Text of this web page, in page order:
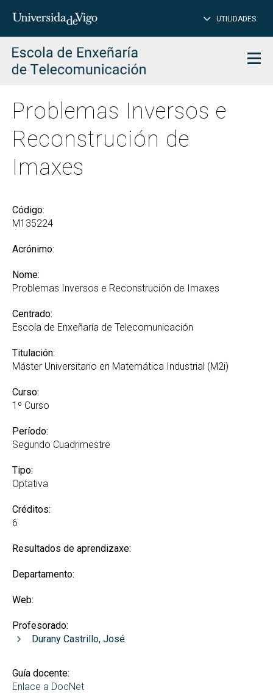
Introduce
para
buscar
UTILIDADES
Problemas Inversos e
Reconstrución de
Imaxes
Código:
M135224
Acrónimo:
Nome:
Problemas Inversos e Reconstrución de Imaxes
Centrado:
Escola de Enxeñaría de Telecomunicación
Titulación:
Máster Universitario en Matemática Industrial (M2i)
Curso:
1º Curso
Período:
Segundo Cuadrimestre
Tipo:
Optativa
Créditos:
6
Resultados de aprendizaxe:
Departamento:
Web:
Profesorado:
Durany Castrillo, José
Guía docente:
Enlace a DocNet